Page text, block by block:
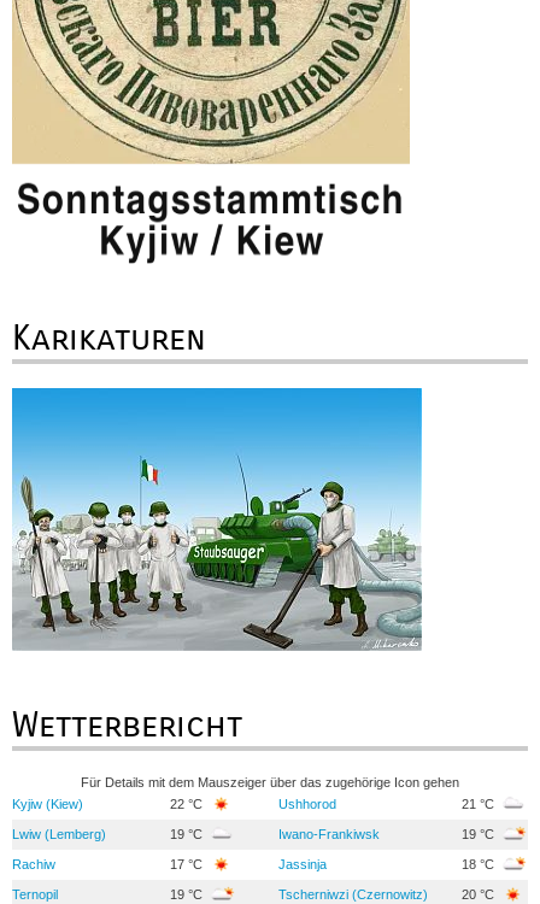
Karikaturen
Wetterbericht
Für Details mit dem Mauszeiger über das zugehörige Icon gehen
Kyjiw (Kiew)
22 °C Ushhorod 21 °C
Lwiw (Lemberg) 19 °C Iwano-Frankiwsk 19 °C
Rachiw 17 °C Jassinja 18 °C
Ternopil 19 °C Tscherniwzi (Czernowitz) 20 °C